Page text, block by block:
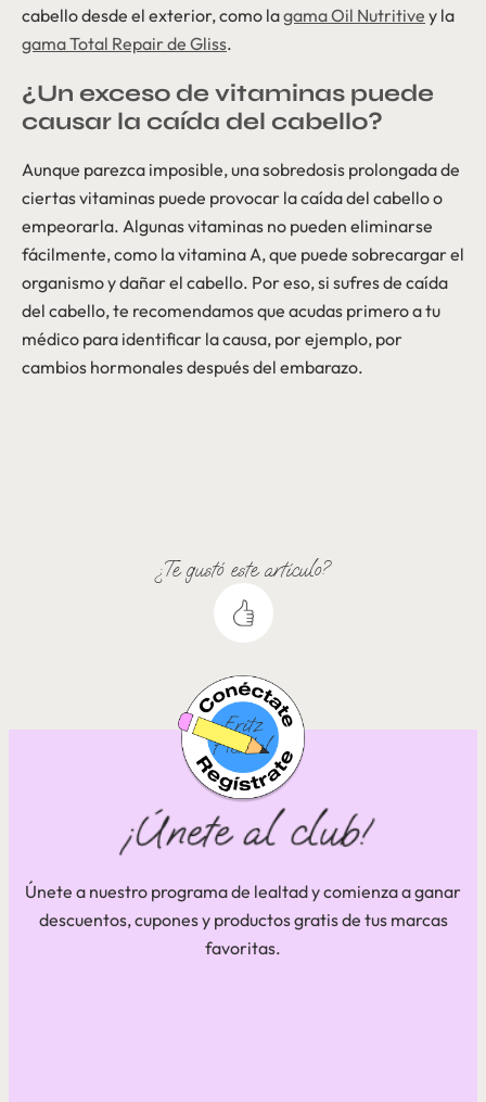
cabello desde el exterior, como lagama Oil Nutritive y la
gama Total Repair de Gliss.
¿Un exceso de vitaminas puede
causar la caída del cabello?
Aunque parezca imposible, una sobredosis prolongada de
ciertas vitaminas puede provocar la caída del cabello o
empeorarla. Algunas vitaminas no pueden eliminarse
fácilmente, como la vitamina A, que puede sobrecargar el
organismo y dañar el cabello. Por eso, si sufres de caída
del cabello, te recomendamos que acudas primero a tu
médico para identificar la causa, por ejemplo, por
cambios hormonales después del embarazo.
¿Te gustó este artículo?
Únete a nuestro programa de lealtad y comienza a ganar
descuentos, cupones y productos gratis de tus marcas
favoritas.